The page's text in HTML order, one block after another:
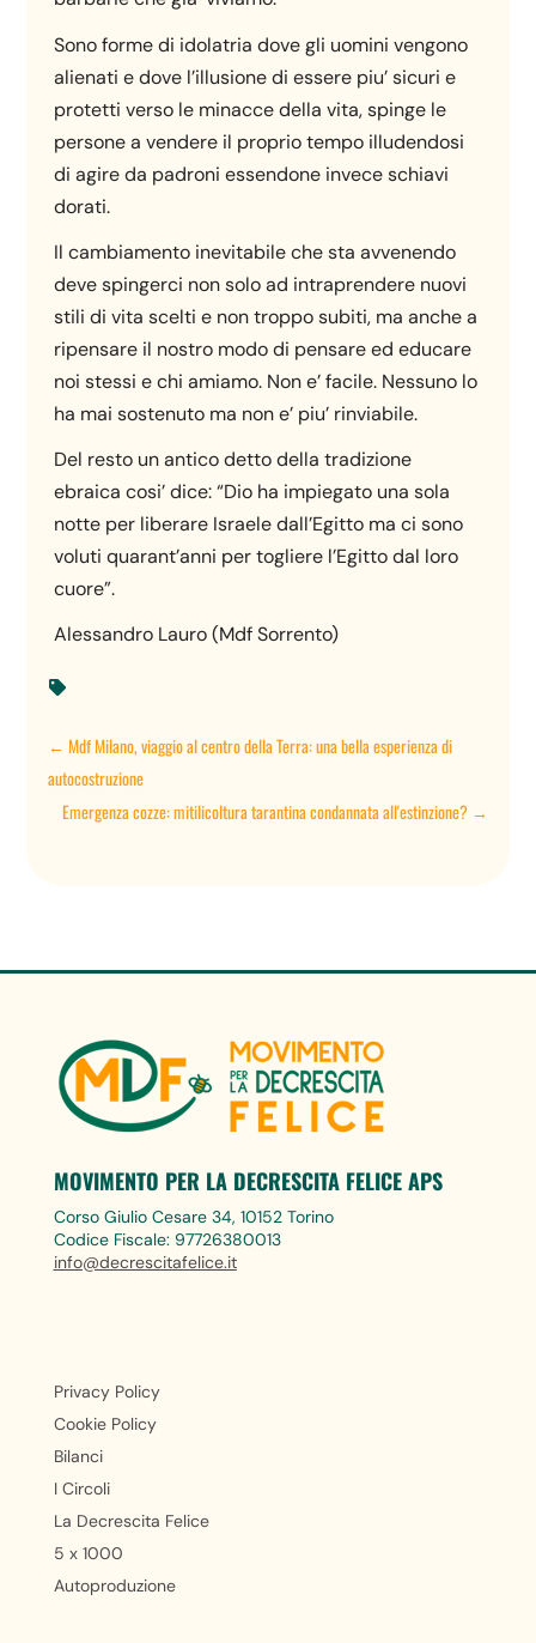
Sono forme di idolatria dove gli uomini vengono
alienati e dove l’illusione di essere piu’ sicuri e
protetti verso le minacce della vita, spinge le
persone a vendere il proprio tempo illudendosi
di agire da padroni essendone invece schiavi
dorati.
Il cambiamento inevitabile che sta avvenendo
deve spingerci non solo ad intraprendere nuovi
stili di vita scelti e non troppo subiti, ma anche a
ripensare il nostro modo di pensare ed educare
noi stessi e chi amiamo. Non e’ facile. Nessuno lo
ha mai sostenuto ma non e’ piu’ rinviabile.
Del resto un antico detto della tradizione
ebraica cosi’ dice: “Dio ha impiegato una sola
notte per liberare Israele dall’Egitto ma ci sono
voluti quarant’anni per togliere l’Egitto dal loro
cuore”.
Alessandro Lauro (Mdf Sorrento)

←Mdf Milano, viaggio al centro della Terra: una bella esperienza di
autocostruzione
Emergenza cozze: mitilicoltura tarantina condannata all'estinzione?→
MOVIMENTO PER LA DECRESCITA FELICE APS
Corso Giulio Cesare 34, 10152 Torino
Codice Fiscale: 97726380013
info@decrescitafelice.it
Privacy Policy
Cookie Policy
Bilanci
I Circoli
La Decrescita Felice
5 x 1000
Autoproduzione